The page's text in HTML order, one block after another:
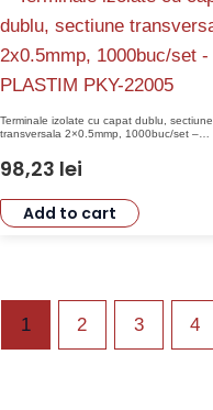
Terminale izolate cu capat dublu, sectiune
transversala 2×0.5mmp, 1000buc/set –
98,23 lei
Add to cart
1 2 3 4